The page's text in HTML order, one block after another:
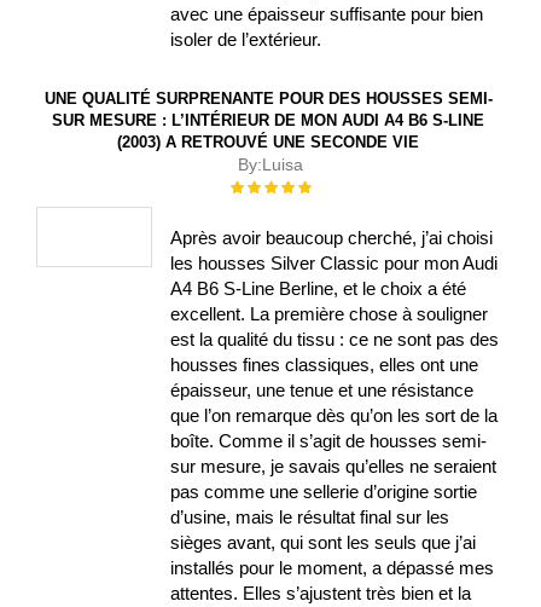
avec une épaisseur suffisante pour bien
isoler de l’extérieur.
UNE QUALITÉ SURPRENANTE POUR DES HOUSSES SEMI-
SUR MESURE : L’INTÉRIEUR DE MON AUDI A4 B6 S-LINE
(2003) A RETROUVÉ UNE SECONDE VIE
By:Luisa
Évaluation :
Après avoir beaucoup cherché, j’ai choisi
les housses Silver Classic pour mon Audi
A4 B6 S-Line Berline, et le choix a été
excellent. La première chose à souligner
est la qualité du tissu : ce ne sont pas des
housses fines classiques, elles ont une
épaisseur, une tenue et une résistance
que l’on remarque dès qu’on les sort de la
boîte. Comme il s’agit de housses semi-
sur mesure, je savais qu’elles ne seraient
pas comme une sellerie d’origine sortie
d’usine, mais le résultat final sur les
sièges avant, qui sont les seuls que j’ai
installés pour le moment, a dépassé mes
attentes. Elles s’ajustent très bien et la